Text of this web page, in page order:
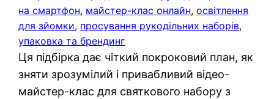
на смартфон, майстер-клас онлайн, освітлення
для зйомки, просування рукодільних наборів
упаковка та брендинг
Ця підбірка дає чіткий покроковий план, як
зняти зрозумілий і привабливий відео-
майстер-клас для святкового набору з